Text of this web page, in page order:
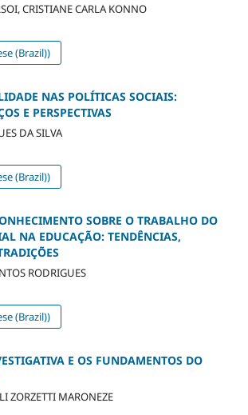
CRISTIANE CARLA KONNO
(Brazil))
NAS POLÍTICAS SOCIAIS:
E PERSPECTIVAS
DA SILVA
(Brazil))
SOBRE O TRABALHO DO
NA EDUCAÇÃO: TENDÊNCIAS,
RODRIGUES
(Brazil))
E OS FUNDAMENTOS DO
ZORZETTI MARONEZE